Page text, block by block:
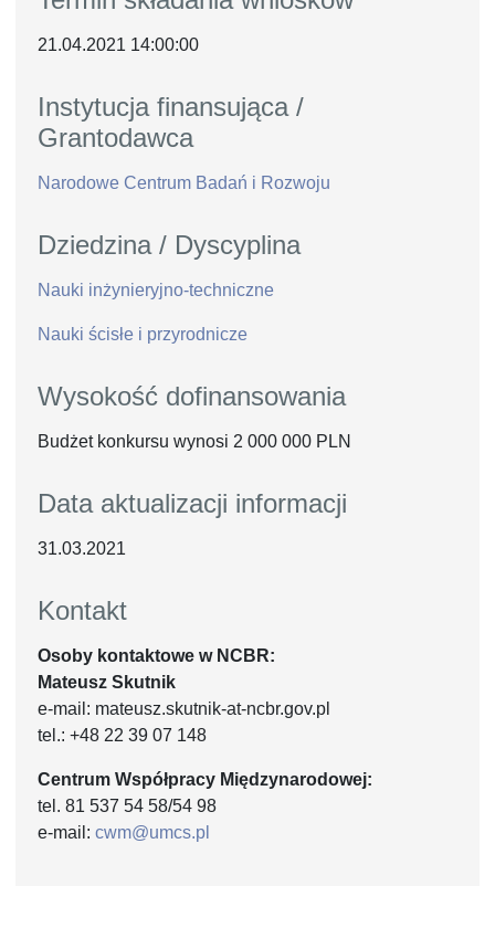
21.04.2021 14:00:00
Instytucja finansująca /
Grantodawca
Narodowe Centrum Badań i Rozwoju
Dziedzina / Dyscyplina
Nauki inżynieryjno-techniczne
Nauki ścisłe i przyrodnicze
Wysokość dofinansowania
Budżet konkursu wynosi 2 000 000 PLN
Data aktualizacji informacji
31.03.2021
Kontakt
Osoby kontaktowe w NCBR:
Mateusz Skutnik
e-mail: mateusz.skutnik-at-ncbr.gov.pl
tel.: +48 22 39 07 148
Centrum Współpracy Międzynarodowej:
tel. 81 537 54 58/54 98
e-mail: cwm@umcs.pl